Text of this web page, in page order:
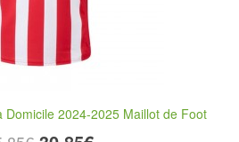
Domicile 2024-2025 Maillot de Foot